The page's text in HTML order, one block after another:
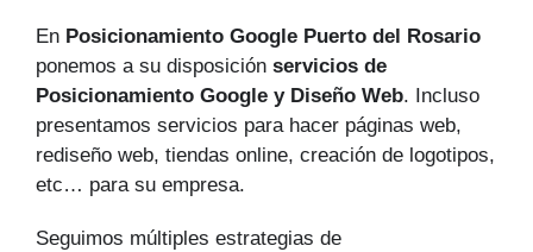
En Posicionamiento Google Puerto del Rosario
ponemos a su disposición servicios de
Posicionamiento Google y Diseño Web. Incluso
presentamos servicios para hacer páginas web,
rediseño web, tiendas online, creación de logotipos,
etc… para su empresa.
Seguimos múltiples estrategias de